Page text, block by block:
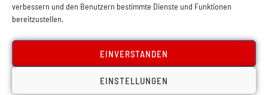
verbessern und den Benutzern bestimmte Dienste und Funktionen
bereitzustellen.
EINVERSTANDEN
EINSTELLUNGEN